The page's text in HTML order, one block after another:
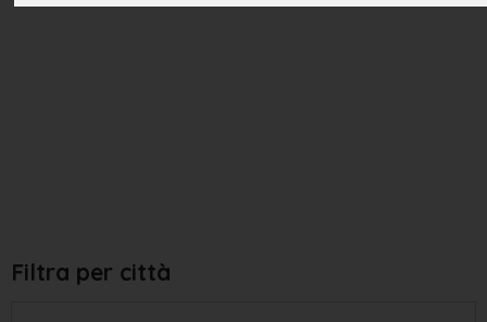
Filtra per città